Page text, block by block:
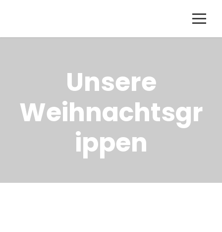
Unsere
Weihnachtsgr
ippen